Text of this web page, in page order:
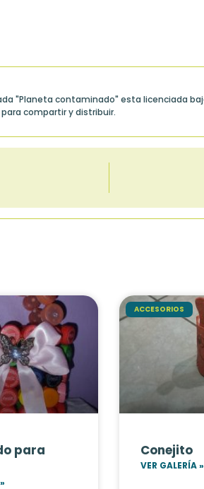
"Planeta contaminado" esta licenciada
compartir y distribuir.
para
ACCESORIOS
Conejito
VER GALERÍA »